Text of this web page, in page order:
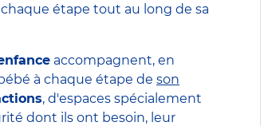
étape tout au long de sa
accompagnent, en
à chaque étape de son
, d'espaces spécialement
dont ils ont besoin, leur